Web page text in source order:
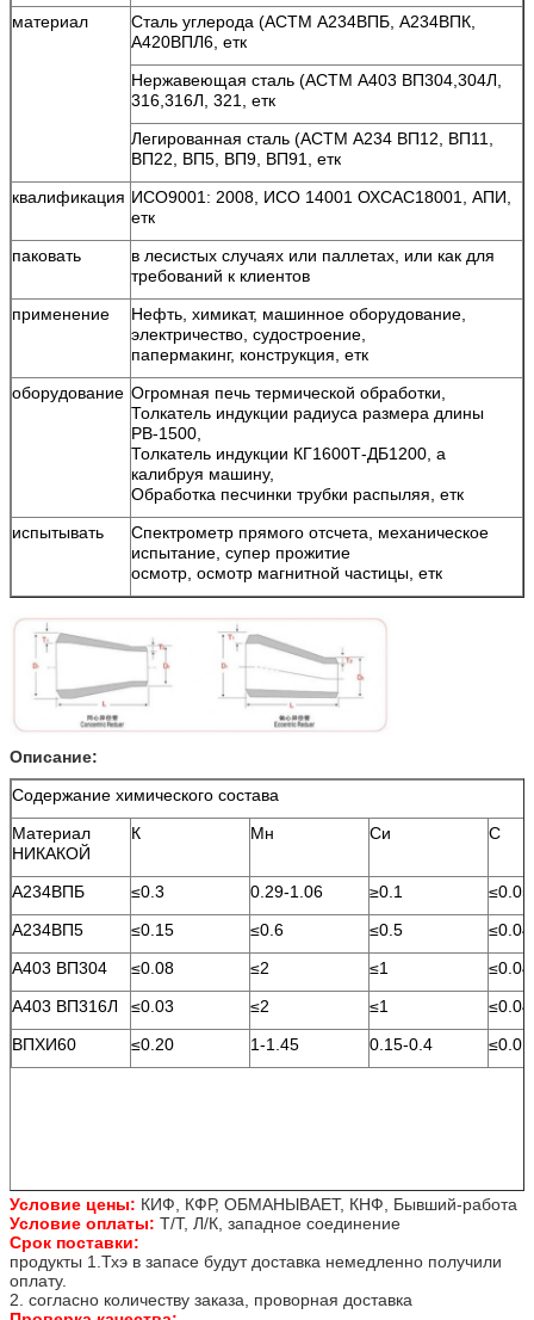
материал
Сталь углерода (АСТМ А234ВПБ, А234ВПК,
А420ВПЛ6, етк
Нержавеющая сталь (АСТМ А403 ВП304,304Л,
316,316Л, 321, етк
Легированная сталь (АСТМ А234 ВП12, ВП11,
ВП22, ВП5, ВП9, ВП91, етк
квалификация ИСО9001: 2008, ИСО 14001 ОХСАС18001, АПИ,
етк
паковать
в лесистых случаях или паллетах, или как для
требований к клиентов
применение
Нефть, химикат, машинное оборудование,
электричество, судостроение,
папермакинг, конструкция, етк
оборудование Огромная печь термической обработки,
Толкатель индукции радиуса размера длины
РВ-1500,
Толкатель индукции КГ1600Т-ДБ1200, а
калибруя машину,
Обработка песчинки трубки распыляя, етк
испытывать
Спектрометр прямого отсчета, механическое
испытание, супер прожитие
осмотр, осмотр магнитной частицы, етк
Описание:
Содержание химического состава
Материал
НИКАКОЙ
К Мн Си С
А234ВПБ ≤0.3 0.29-1.06 ≥0.1
А234ВП5
≤0.15 ≤0.6 ≤0.5
≤0.04
А403 ВП304
≤0.08 ≤2 ≤1
А403 ВП316Л
≤0.03 ≤2 ≤1
ВПХИ60
≤0.20 1-1.45 0.15-0.4
Условие цены: КИФ, КФР, ОБМАНЫВАЕТ, КНФ, Бывший-работа
Условие оплаты: Т/Т, Л/К, западное соединение
Срок поставки:
продукты 1.Тхэ в запасе будут доставка немедленно получили
оплату.
2. согласно количеству заказа, проворная доставка